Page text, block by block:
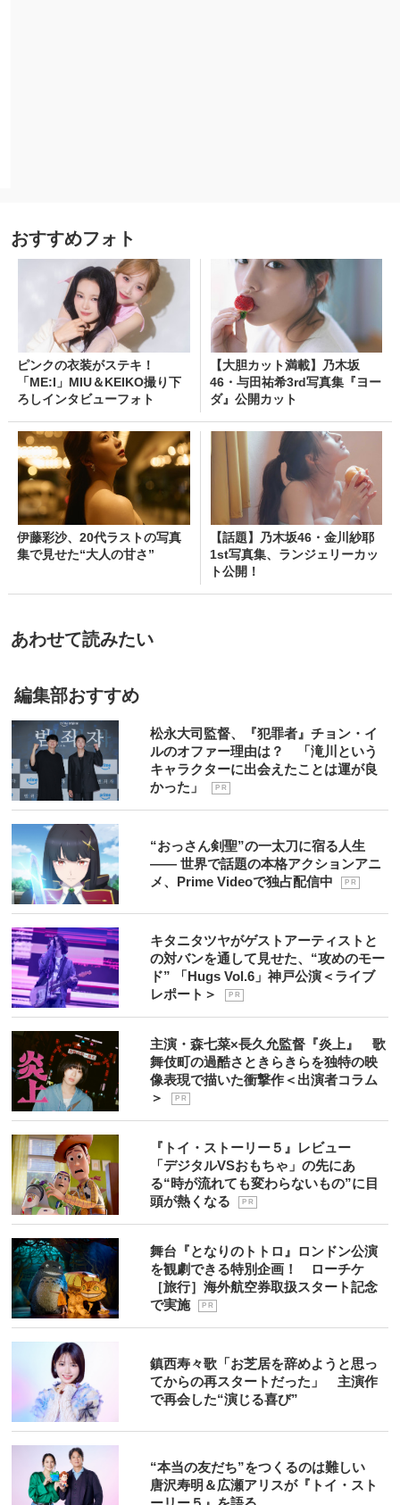
おすすめフォト
ピンクの衣装がステキ！
「ME:I」MIU＆KEIKO撮り下
ろしインタビューフォト
【大胆カット満載】乃木坂
46・与田祐希3rd写真集『ヨー
ダ』公開カット
伊藤彩沙、20代ラストの写真
集で見せた“大人の甘さ”
【話題】乃木坂46・金川紗耶
1st写真集、ランジェリーカッ
ト公開！
あわせて読みたい
編集部おすすめ
松永大司監督、『犯罪者』チョン・イ
ルのオファー理由は？ 「滝川という
キャラクターに出会えたことは運が良
かった」
P R
“おっさん剣聖”の一太刀に宿る人生
―― 世界で話題の本格アクションアニ
メ、Prime Videoで独占配信中
P R
キタニタツヤがゲストアーティストと
の対バンを通して見せた、“攻めのモー
ド” 「Hugs Vol.6」神戸公演＜ライブ
レポート＞
P R
主演・森七菜×長久允監督『炎上』 歌
舞伎町の過酷さときらきらを独特の映
像表現で描いた衝撃作＜出演者コラム
＞
P R
『トイ・ストーリー５』レビュー
「デジタルVSおもちゃ」の先にあ
る“時が流れても変わらないもの”に目
頭が熱くなる
P R
舞台『となりのトトロ』ロンドン公演
を観劇できる特別企画！ ローチケ
［旅行］海外航空券取扱スタート記念
で実施
P R
鎮西寿々歌「お芝居を辞めようと思っ
てからの再スタートだった」 主演作
で再会した“演じる喜び”
“本当の友だち”をつくるのは難しい
唐沢寿明＆広瀬アリスが『トイ・スト